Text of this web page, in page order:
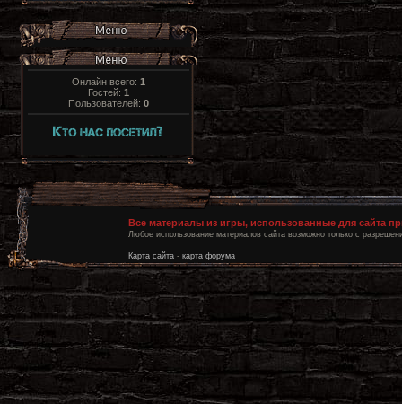
Онлайн всего: 1
Гостей: 1
Пользователей: 0
Все материалы из игры, использованные для сайта
Любое использование материалов сайта возможно только с
Карта сайта - карта форума